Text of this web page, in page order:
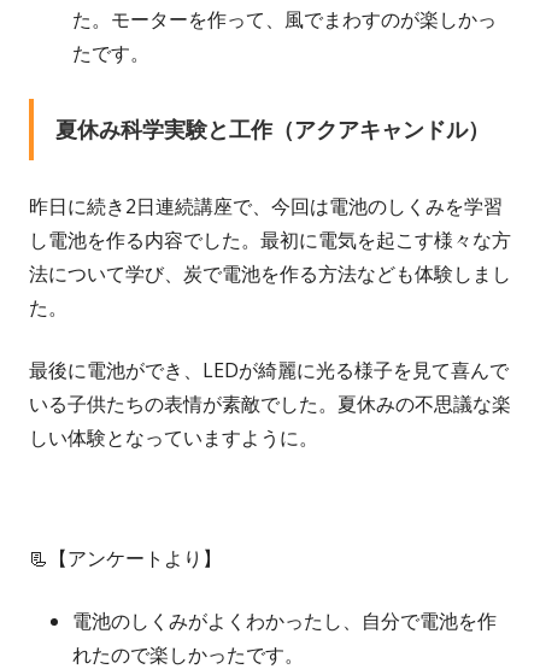
た。モーターを作って、風でまわすのが楽しかっ
たです。
夏休み科学実験と工作（アクアキャンドル）
昨日に続き2日連続講座で、今回は電池のしくみを学習
し電池を作る内容でした。最初に電気を起こす様々な方
法について学び、炭で電池を作る方法なども体験しまし
た。
最後に電池ができ、LEDが綺麗に光る様子を見て喜んで
いる子供たちの表情が素敵でした。夏休みの不思議な楽
しい体験となっていますように。
📃【アンケートより】
電池のしくみがよくわかったし、自分で電池を作
れたので楽しかったです。